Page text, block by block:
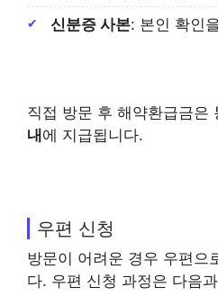
신분증 사본: 본인 확인
직접 방문 후 해약환급금은
내 에 지급됩니다.
우편 신청
방문이 어려운 경우 우편으
다. 우편 신청 과정은 다음